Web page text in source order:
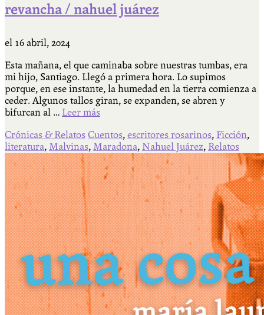
revancha / nahuel juárez
el 16 abril, 2024
Esta mañana, el que caminaba sobre nuestras tumbas, era
mi hijo, Santiago. Llegó a primera hora. Lo supimos
porque, en ese instante, la humedad en la tierra comienza a
ceder. Algunos tallos giran, se expanden, se abren y
bifurcan al … Leer más
Crónicas & Relatos Cuentos, escritores rosarinos, Ficción,
literatura, Malvinas, Maradona, Nahuel Juárez, Relatos